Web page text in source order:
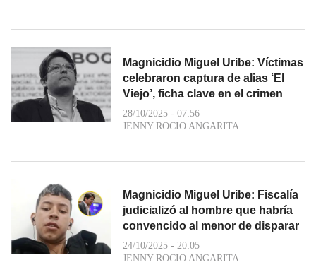
Magnicidio Miguel Uribe: Víctimas
celebraron captura de alias ‘El
Viejo’, ficha clave en el crimen
28/10/2025 - 07:56
JENNY ROCIO ANGARITA
Magnicidio Miguel Uribe: Fiscalía
judicializó al hombre que habría
convencido al menor de disparar
24/10/2025 - 20:05
JENNY ROCIO ANGARITA